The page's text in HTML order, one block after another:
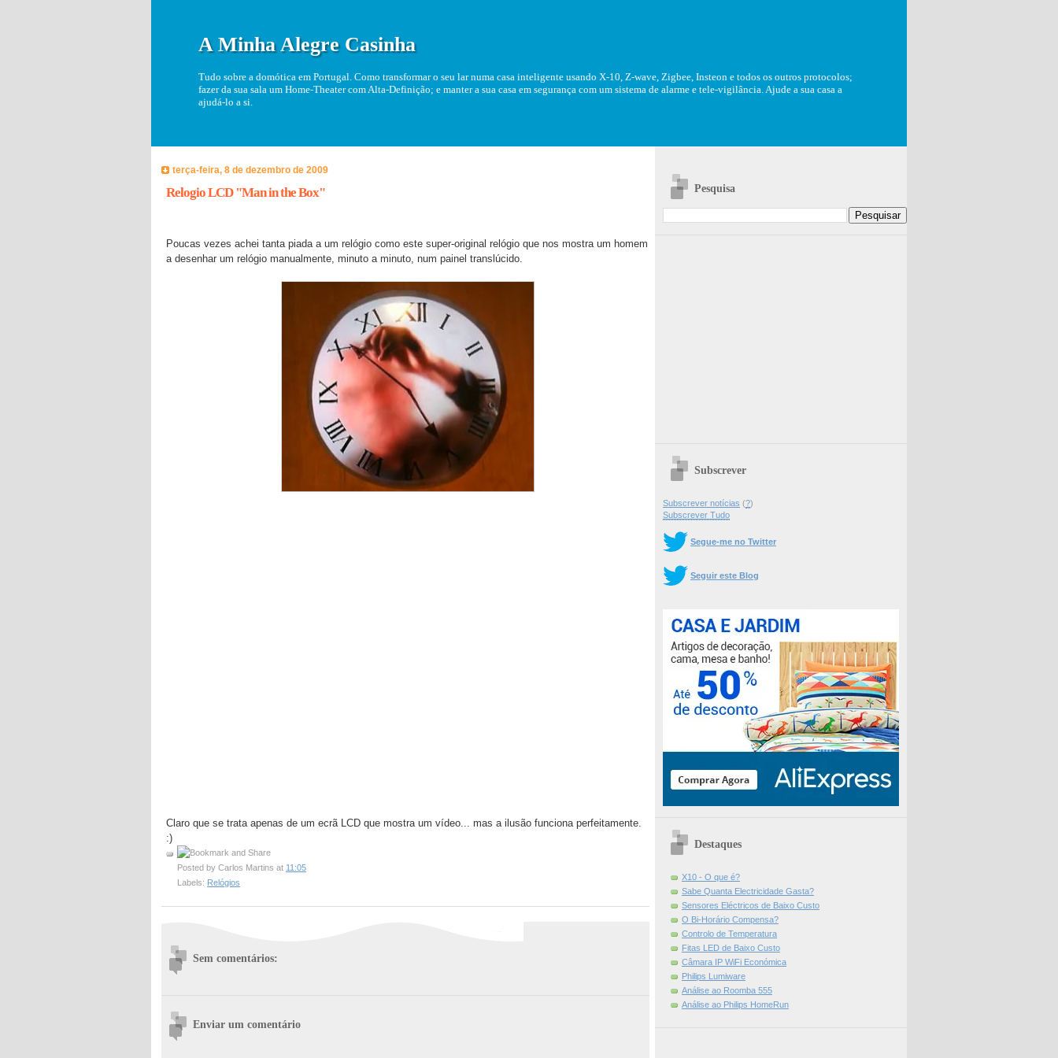
A Minha Alegre Casinha
Tudo sobre a domótica em Portugal. Como transformar o seu lar numa casa inteligente usando X-10, Z-wave, Zigbee, Insteon e todos os outros protocolos;
fazer da sua sala um Home-Theater com Alta-Definição; e manter a sua casa em segurança com um sistema de alarme e tele-vigilância. Ajude a sua casa a
ajudá-lo a si.
terça-feira, 8 de dezembro de 2009
Relogio LCD "Man in the Box"
Poucas vezes achei tanta piada a um relógio como este super-original relógio que nos mostra um homem
a desenhar um relógio manualmente, minuto a minuto, num painel translúcido.
Claro que se trata apenas de um ecrã LCD que mostra um vídeo... mas a ilusão funciona perfeitamente.
:)
Posted by Carlos Martins at 11:05
Labels: Relógios
Sem comentários:
Enviar um comentário
Pesquisa
Subscrever
Subscrever notícias (?)
Subscrever Tudo
Segue-me no Twitter
Seguir este Blog
Destaques
X10 - O que é?
Sabe Quanta Electricidade Gasta?
Sensores Eléctricos de Baixo Custo
O Bi-Horário Compensa?
Controlo de Temperatura
Fitas LED de Baixo Custo
Câmara IP WiFi Económica
Philips Lumiware
Análise ao Roomba 555
Análise ao Philips HomeRun